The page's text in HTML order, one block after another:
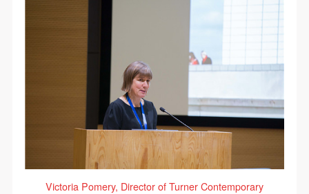
Victoria Pomery, Director of Turner Contemporary
快捷登录 帐号密码登录
手机号码
发送验证码
手机号码将作为您的登录账号